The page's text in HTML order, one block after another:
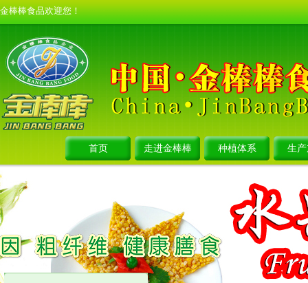
金棒棒食品欢迎您！
首页 走进金棒棒 种植体系 生